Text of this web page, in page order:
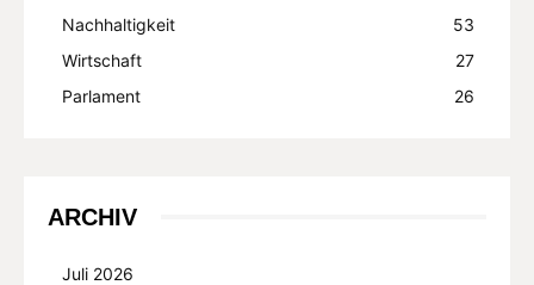
Nachhaltigkeit
53
Wirtschaft
27
Parlament
26
ARCHIV
Juli 2026